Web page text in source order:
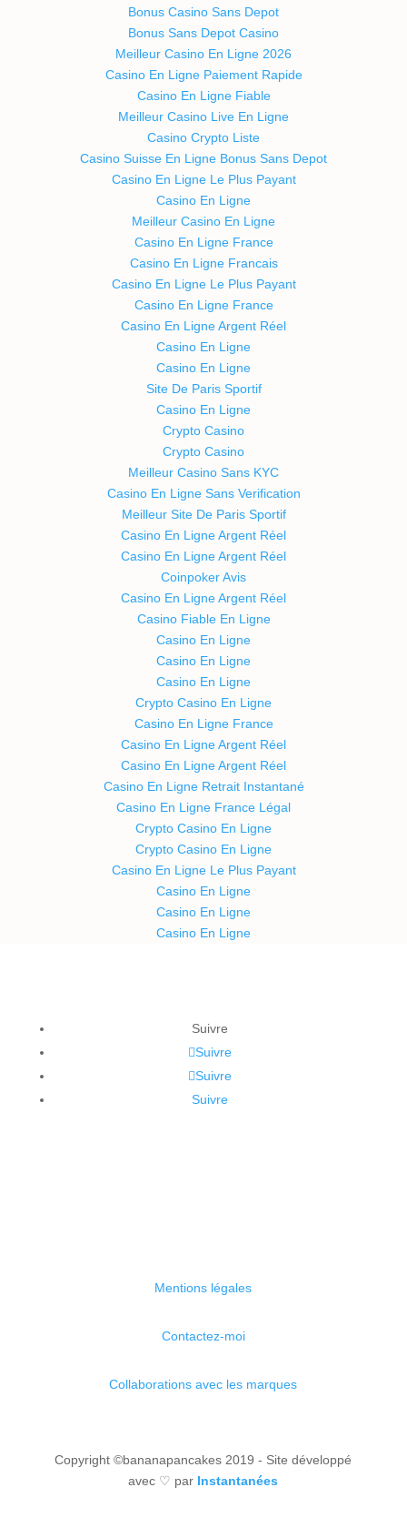
Bonus Casino Sans Depot
Bonus Sans Depot Casino
Meilleur Casino En Ligne 2026
Casino En Ligne Paiement Rapide
Casino En Ligne Fiable
Meilleur Casino Live En Ligne
Casino Crypto Liste
Casino Suisse En Ligne Bonus Sans Depot
Casino En Ligne Le Plus Payant
Casino En Ligne
Meilleur Casino En Ligne
Casino En Ligne France
Casino En Ligne Francais
Casino En Ligne Le Plus Payant
Casino En Ligne France
Casino En Ligne Argent Réel
Casino En Ligne
Casino En Ligne
Site De Paris Sportif
Casino En Ligne
Crypto Casino
Crypto Casino
Meilleur Casino Sans KYC
Casino En Ligne Sans Verification
Meilleur Site De Paris Sportif
Casino En Ligne Argent Réel
Casino En Ligne Argent Réel
Coinpoker Avis
Casino En Ligne Argent Réel
Casino Fiable En Ligne
Casino En Ligne
Casino En Ligne
Casino En Ligne
Crypto Casino En Ligne
Casino En Ligne France
Casino En Ligne Argent Réel
Casino En Ligne Argent Réel
Casino En Ligne Retrait Instantané
Casino En Ligne France Légal
Crypto Casino En Ligne
Crypto Casino En Ligne
Casino En Ligne Le Plus Payant
Casino En Ligne
Casino En Ligne
Casino En Ligne
Suivre
Suivre
Suivre
Suivre
Mentions légales
Contactez-moi
Collaborations avec les marques
Copyright ©bananapancakes 2019 - Site développé
avec ♡ par Instantanées